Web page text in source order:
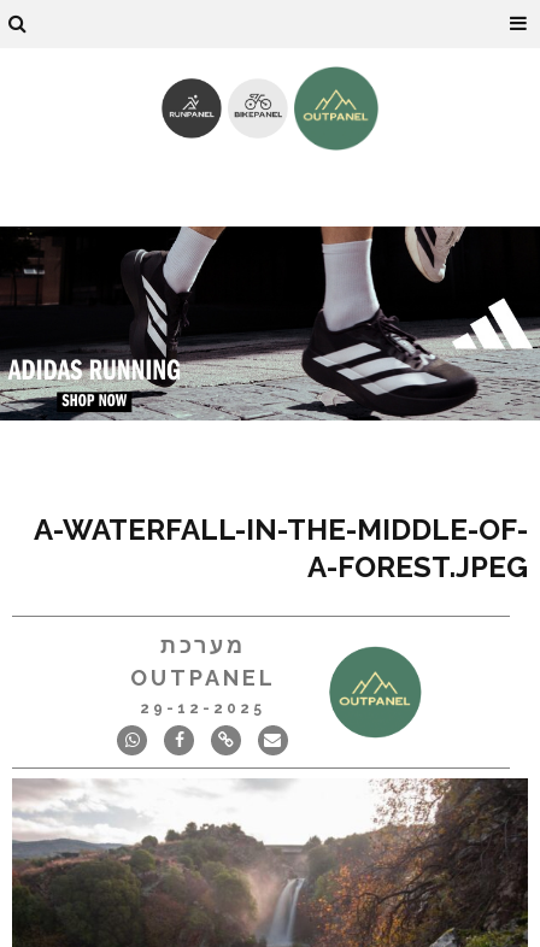
A-WATERFALL-IN-THE-MIDDLE-OF-
A-FOREST.JPEG
מערכת
OUTPANEL
29-12-2025